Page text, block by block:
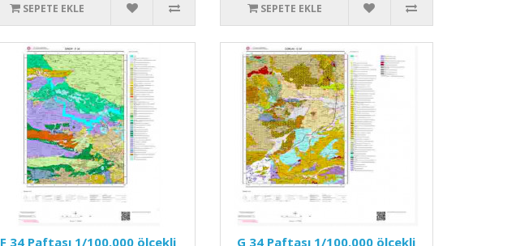
SEPETE EKLE SEPETE EKLE
F 34 Paftası 1/100.000 ölçekli
G 34 Paftası 1/100.000 ölçekli